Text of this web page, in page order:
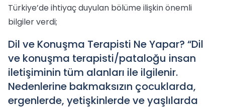
Türkiye’de ihtiyaç duyulan bölüme ilişkin önemli
bilgiler verdi;
Dil ve Konuşma Terapisti Ne Yapar? “Dil
ve konuşma terapisti/pataloğu insan
iletişiminin tüm alanları ile ilgilenir.
Nedenlerine bakmaksızın çocuklarda,
ergenlerde, yetişkinlerde ve yaşlılarda